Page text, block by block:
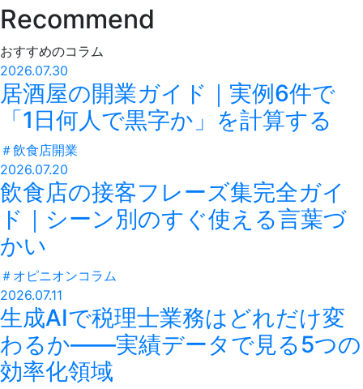
Recommend
おすすめのコラム
2026.07.30
居酒屋の開業ガイド｜実例6件で
「1日何人で黒字か」を計算する
＃飲食店開業
2026.07.20
飲食店の接客フレーズ集完全ガイ
ド｜シーン別のすぐ使える言葉づ
かい
＃ オピニオンコラム
2026.07.11
生成AIで税理士業務はどれだけ変
わるか——実績データで見る5つの
効率化領域